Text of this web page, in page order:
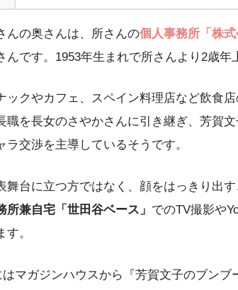
んの奥さんは、所さんの個人事務所「株
んです。1953年生まれで所さんより2歳年
ックやカフェ、スペイン料理店など飲食
職を長女のさやかさんに引き継ぎ、芳賀
ラ交渉を主導しているそうです。
舞台に立つ方ではなく、顔をはっきり出
所兼自宅「世田谷ベース」 でのTV撮影や
。
はマガジンハウスから『芳賀文子のブン